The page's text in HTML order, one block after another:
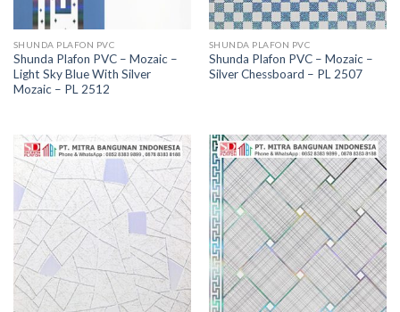
SHUNDA PLAFON PVC
Shunda Plafon PVC – Mozaic –
Light Sky Blue With Silver
Mozaic – PL 2512
SHUNDA PLAFON PVC
Shunda Plafon PVC – Mozaic –
Silver Chessboard – PL 2507